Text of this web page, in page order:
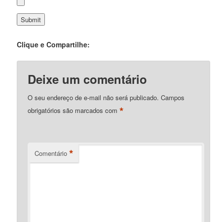
Clique e Compartilhe:
Deixe um comentário
O seu endereço de e-mail não será publicado. Campos
obrigatórios são marcados com*
Comentário *